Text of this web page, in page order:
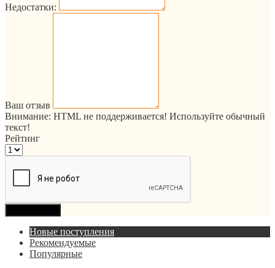
Недостатки:
Ваш отзыв
Внимание: HTML не поддерживается! Используйте обычный
текст!
Рейтинг
Новые поступления
Рекомендуемые
Популярные